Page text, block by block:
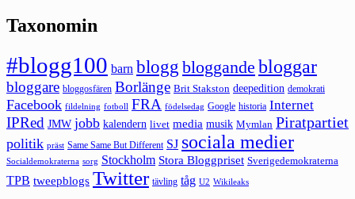
Taxonomin
#blogg100 barn blogg bloggande bloggar
bloggare bloggosfären Borlänge Brit Stakston deepedition demokrati
Facebook fildelning fotboll FRA födelsedag Google historia Internet
IPRed JMW jobb kalendern livet media musik Mymlan Piratpartiet
politik präst Same Same But Different SJ sociala medier
Socialdemokraterna sorg Stockholm Stora Bloggpriset Sverigedemokraterna
TPB tweepblogs Twitter tävling tåg U2 Wikileaks